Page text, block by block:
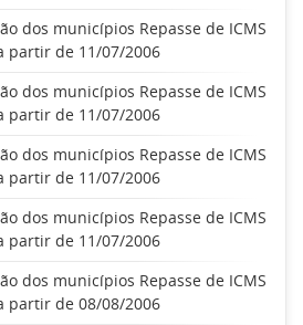
dos municípios Repasse de ICMS
partir de 11/07/2006
dos municípios Repasse de ICMS
partir de 11/07/2006
dos municípios Repasse de ICMS
partir de 11/07/2006
dos municípios Repasse de ICMS
partir de 11/07/2006
dos municípios Repasse de ICMS
partir de 08/08/2006